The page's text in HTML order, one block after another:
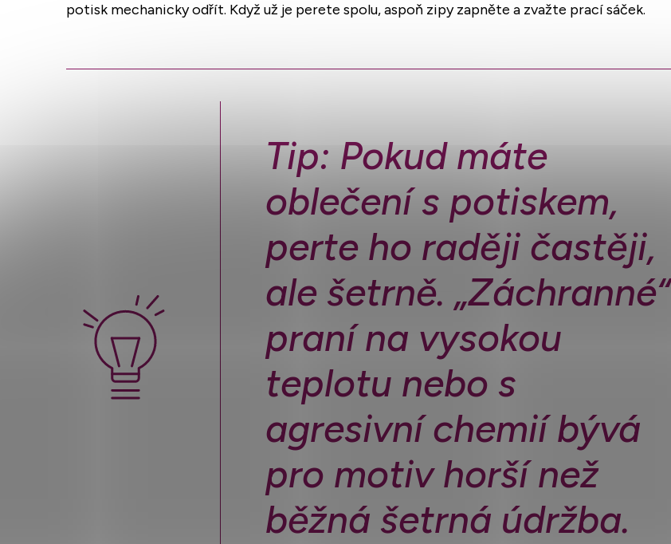
potisk mechanicky odřít. Když už je perete spolu, aspoň zipy zapněte a zvažte prací sáček.
Tip: Pokud máte
oblečení s potiskem,
perte ho raději častěji,
ale šetrně. „Záchranné“
praní na vysokou
teplotu nebo s
agresivní chemií bývá
pro motiv horší než
běžná šetrná údržba.